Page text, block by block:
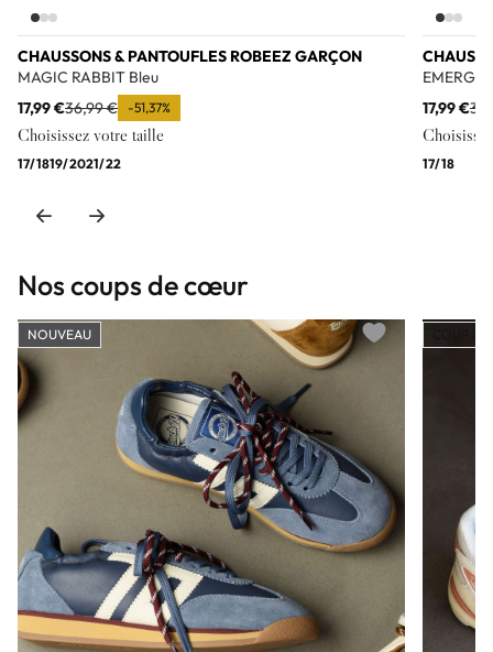
CHAUSSONS & PANTOUFLES ROBEEZ GARÇON
MAGIC RABBIT Bleu
17,99 €36,99 € -51,37%
Choisissez votre taille
17/1819/2021/22
17,99 €
17/18
Nos coups de cœur
NOUVEAU
Add to wishlist